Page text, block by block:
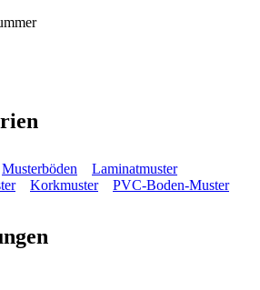
Musterböden
Laminatmuster
Korkmuster
PVC-Boden-Muster